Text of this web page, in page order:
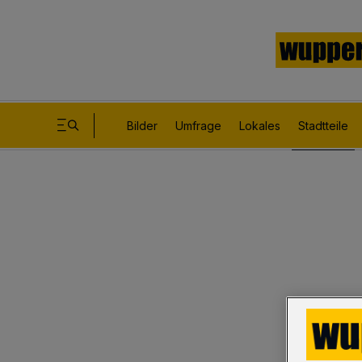
Bilder Umfrage Lokales Stadtteile